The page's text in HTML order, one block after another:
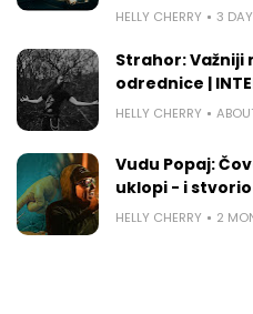
HELLY CHERRY 3
Strahor: Važniji
odrednice |
HELLY CHERRY
Vudu Popaj:
uklopi - i stvorio
HELLY CHERRY 2